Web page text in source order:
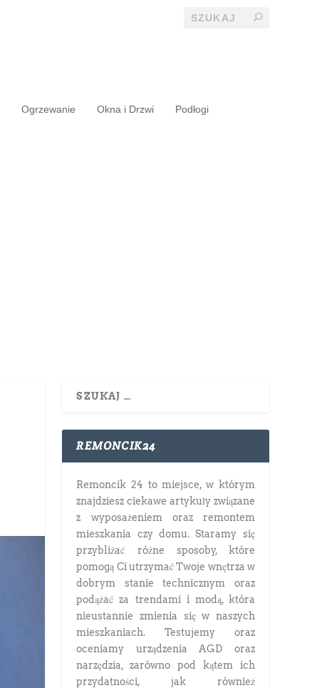
Ogrzewanie Okna i Drzwi Podłogi
REMONCIK24
Remoncik 24 to miejsce, w którym
znajdziesz ciekawe artykuły związane
z wyposażeniem oraz remontem
mieszkania czy domu. Staramy się
przybliżać różne sposoby, które
pomogą Ci utrzymać Twoje wnętrza w
dobrym stanie technicznym oraz
podążać za trendami i modą, która
nieustannie zmienia się w naszych
mieszkaniach. Testujemy oraz
oceniamy urządzenia AGD oraz
narzędzia, zarówno pod kątem ich
przydatności, jak również